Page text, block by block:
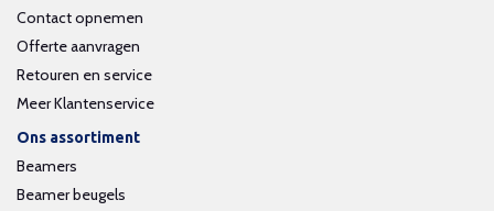
Contact opnemen
Offerte aanvragen
Retouren en service
Meer Klantenservice
Ons assortiment
Beamers
Beamer beugels